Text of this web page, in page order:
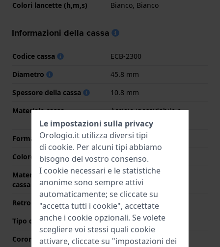
Colori lancette (h,m,s)
Bianco, Bianco
Informazioni della cassa
Codice cassa
ECB-2300
Diametro
45.8 mm
Spessore della cassa
10.8 mm
Materiale cassa
Acciaio inossidabile e
carbonio
Forma della cassa
Rotondo
Colore della cassa
Nero
Materiale del retro della
cassa
Acciaio inox
Retro cassa
Chiusura con viti
Tipo di vetro
Minerale
Corona
N/D
Le impostazioni sulla privacy
Orologio.it utilizza diversi tipi
di cookie. Per alcuni tipi abbiamo
bisogno del vostro consenso.
I cookie necessari e le statistiche
anonime sono sempre attivi
automaticamente; se cliccate su
"accetta tutti i cookie", accettate
anche i cookie opzionali. Se volete
scegliere voi stessi quali cookie
attivare, cliccate su "impostazioni dei